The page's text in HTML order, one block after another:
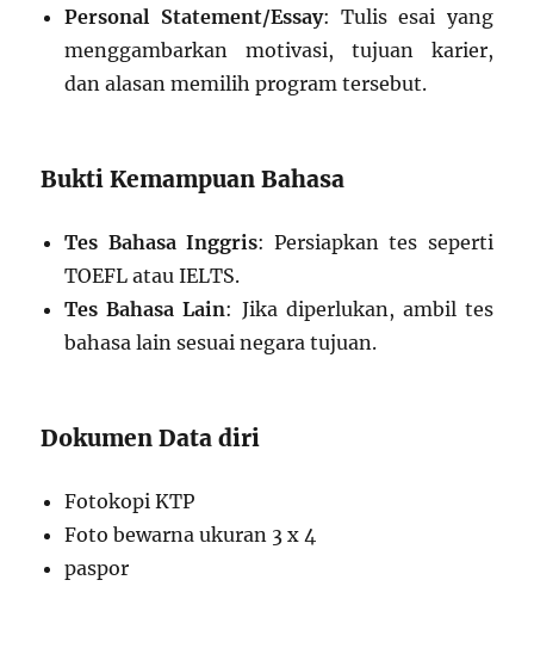
Personal Statement/Essay: Tulis esai yang
menggambarkan motivasi, tujuan karier,
dan alasan memilih program tersebut.
Bukti Kemampuan Bahasa
Tes Bahasa Inggris: Persiapkan tes seperti
TOEFL atau IELTS.
Tes Bahasa Lain: Jika diperlukan, ambil tes
bahasa lain sesuai negara tujuan.
Dokumen Data diri
Fotokopi KTP
Foto bewarna ukuran 3 x 4
paspor